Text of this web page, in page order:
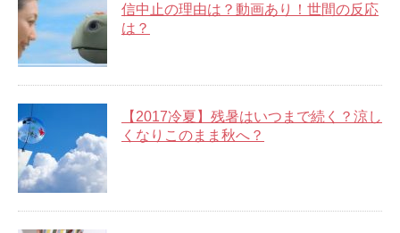
信中止の理由は？動画あり！世間の反応
は？
【2017冷夏】残暑はいつまで続く？涼し
くなりこのまま秋へ？